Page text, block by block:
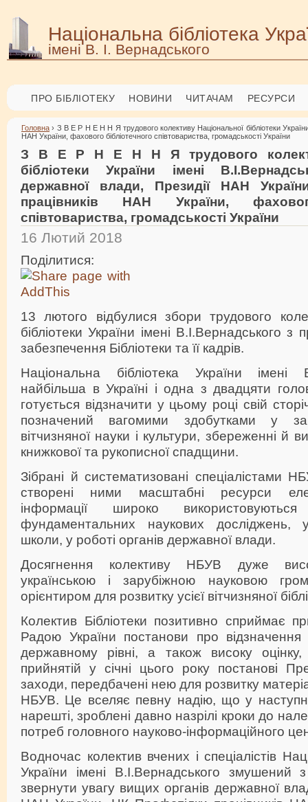
Національна бібліотека
імені В. І. Вернадського
ПРО БІБЛІОТЕКУ НОВИНИ ЧИТАЧАМ РЕСУРСИ
Головна › З В Е Р Н Е Н Н Я трудового колективу Національної бібліотеки
НАН України, фахового бібліотечного співтовариства, громадськості України
З В Е Р Н Е Н Н Я трудового
бібліотеки України імені
державної влади, Президії НАН
працівників НАН України,
співтовариства, громадськості України
16 Лютий 2018
Поділитися:
13 лютого відбулися збори трудового
бібліотеки України імені В.І.Вернадського з
забезпечення Бібліотеки та її кадрів.
Національна бібліотека України імені
найбільша в Україні і одна з двадцяти
готується відзначити у цьому році свій
позначений вагомими здобутками у
вітчизняної науки і культури, збереженні й
книжкової та рукописної спадщини.
Зібрані й систематизовані спеціалістами
створені ними масштабні ресурси
інформації широко
фундаментальних наукових досліджень,
школи, у роботі органів державної влади.
Досягнення колективу НБУВ дуже
українською і зарубіжною науковою
орієнтиром для розвитку усієї вітчизняної
Колектив Бібліотеки позитивно сприймає
Радою України постанови про
державному рівні, а також високу
прийнятій у січні цього року постанові
заходи, передбачені нею для розвитку
НБУВ. Це вселяє певну надію, що у
нарешті, зроблені давно назрілі кроки до
потреб головного науково-інформаційного
Водночас колектив вчених і спеціалістів
України імені В.І.Вернадського змушений
звернути увагу вищих органів державної